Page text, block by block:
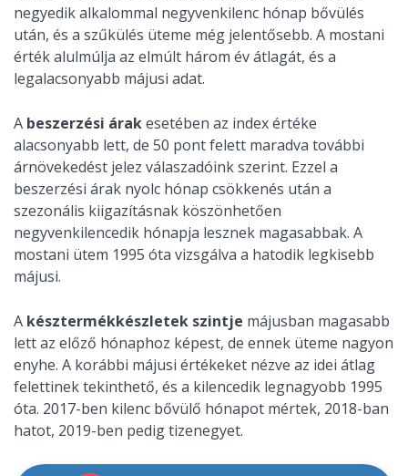
negyedik alkalommal negyvenkilenc hónap bővülés
után, és a szűkülés üteme még jelentősebb. A mostani
érték alulmúlja az elmúlt három év átlagát, és a
legalacsonyabb májusi adat.
A beszerzési árakesetében az index értéke
alacsonyabb lett, de 50 pont felett maradva további
árnövekedést jelez válaszadóink szerint. Ezzel a
beszerzési árak nyolc hónap csökkenés után a
szezonális kiigazításnak köszönhetően
negyvenkilencedik hónapja lesznek magasabbak. A
mostani ütem 1995 óta vizsgálva a hatodik legkisebb
májusi.
A késztermékkészletek szintje májusban magasabb
lett az előző hónaphoz képest, de ennek üteme nagyon
enyhe. A korábbi májusi értékeket nézve az idei átlag
felettinek tekinthető, és a kilencedik legnagyobb 1995
óta. 2017-ben kilenc bővülő hónapot mértek, 2018-ban
hatot, 2019-ben pedig tizenegyet.